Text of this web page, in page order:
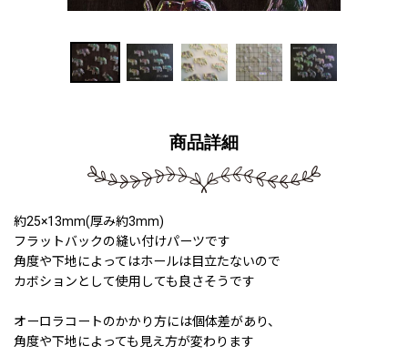
商品詳細
約25×13mm(厚み約3mm)
フラットバックの縫い付けパーツです
角度や下地によってはホールは目立たないので
カボションとして使用しても良さそうです
オーロラコートのかかり方には個体差があり、
角度や下地によっても見え方が変わります